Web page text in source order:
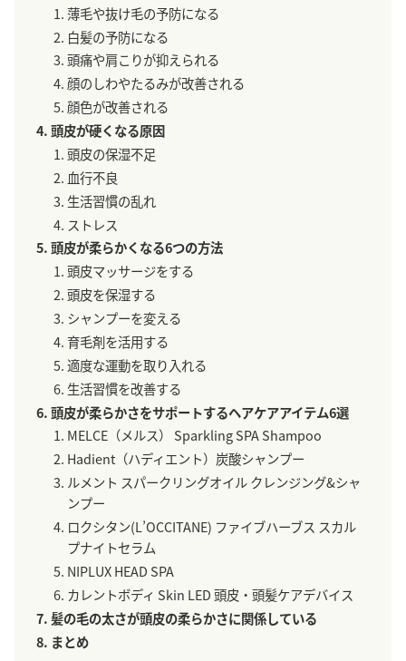
薄毛や抜け毛の予防になる
白髪の予防になる
頭痛や肩こりが抑えられる
顔のしわやたるみが改善される
顔色が改善される
頭皮が硬くなる原因
頭皮の保湿不足
血行不良
生活習慣の乱れ
ストレス
頭皮が柔らかくなる6つの方法
頭皮マッサージをする
頭皮を保湿する
シャンプーを変える
育毛剤を活用する
適度な運動を取り入れる
生活習慣を改善する
頭皮が柔らかさをサポートするヘアケアアイテム6選
MELCE（メルス） Sparkling SPA Shampoo
Hadient（ハディエント）炭酸シャンプー
ルメント スパークリングオイル クレンジング&シャ
ンプー
ロクシタン(L’OCCITANE) ファイブハーブス スカル
プナイトセラム
NIPLUX HEAD SPA
カレントボディ Skin LED 頭皮・頭髪ケアデバイス
髪の毛の太さが頭皮の柔らかさに関係している
まとめ